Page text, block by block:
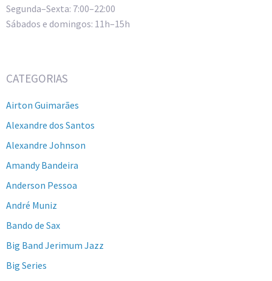
Segunda–Sexta: 7:00–22:00
Sábados e domingos: 11h–15h
CATEGORIAS
Airton Guimarães
Alexandre dos Santos
Alexandre Johnson
Amandy Bandeira
Anderson Pessoa
André Muniz
Bando de Sax
Big Band Jerimum Jazz
Big Series